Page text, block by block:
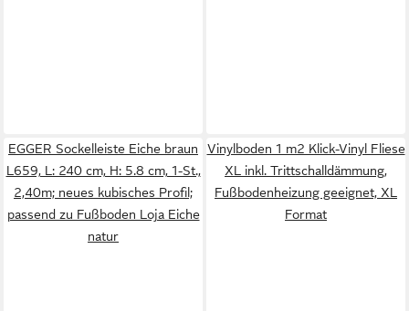
EGGER Sockelleiste Eiche braun
L659, L: 240 cm, H: 5.8 cm, 1-St.,
2,40m; neues kubisches Profil;
passend zu Fußboden Loja Eiche
natur
Vinylboden 1 m2 Klick-Vinyl Fliese
XL inkl. Trittschalldämmung,
Fußbodenheizung geeignet, XL
Format